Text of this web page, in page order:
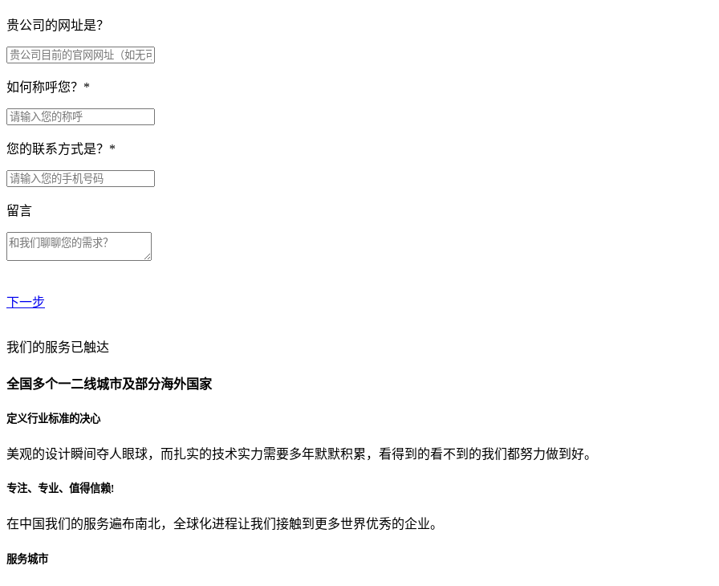
贵公司的网址是？
如何称呼您？ *
您的联系方式是？ *
留言
下一步
贵公司预算范围是？
贵公司的团队规模是？
从哪里了解到我们？
我们的服务已触达
全国多个一二线城市及部分海外国家
定义行业标准的决心
美观的设计瞬间夺人眼球，而扎实的技术实力需要多年默默积累，看得到的看不到的我们都努力做到好。
专注、专业、值得信赖!
在中国我们的服务遍布南北，全球化进程让我们接触到更多世界优秀的企业。
服务城市